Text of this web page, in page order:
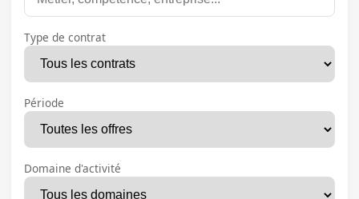
Type de contrat
Période
Domaine d'activité